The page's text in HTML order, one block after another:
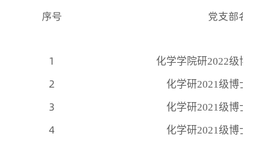
序号 党支部名称
1 化学学院研2022级博士
2 化学研2021级博士一
3 化学研2021级博士一
4 化学研2021级博士二